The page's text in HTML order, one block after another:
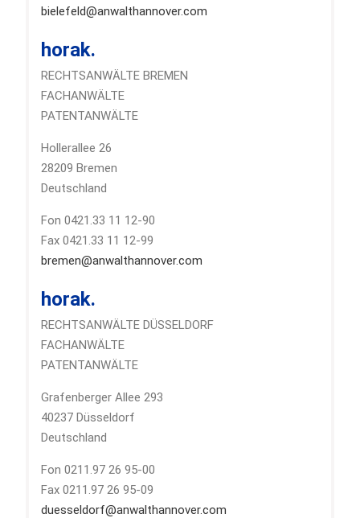
bielefeld@anwalthannover.com
horak.
RECHTSANWÄLTE BREMEN
FACHANWÄLTE
PATENTANWÄLTE
Hollerallee 26
28209 Bremen
Deutschland
Fon 0421.33 11 12-90
Fax 0421.33 11 12-99
bremen@anwalthannover.com
horak.
RECHTSANWÄLTE DÜSSELDORF
FACHANWÄLTE
PATENTANWÄLTE
Grafenberger Allee 293
40237 Düsseldorf
Deutschland
Fon 0211.97 26 95-00
Fax 0211.97 26 95-09
duesseldorf@anwalthannover.com